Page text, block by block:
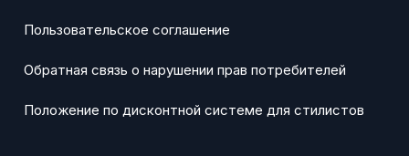
Пользовательское соглашение
Обратная связь о нарушении прав потребителей
Положение по дисконтной системе для стилистов